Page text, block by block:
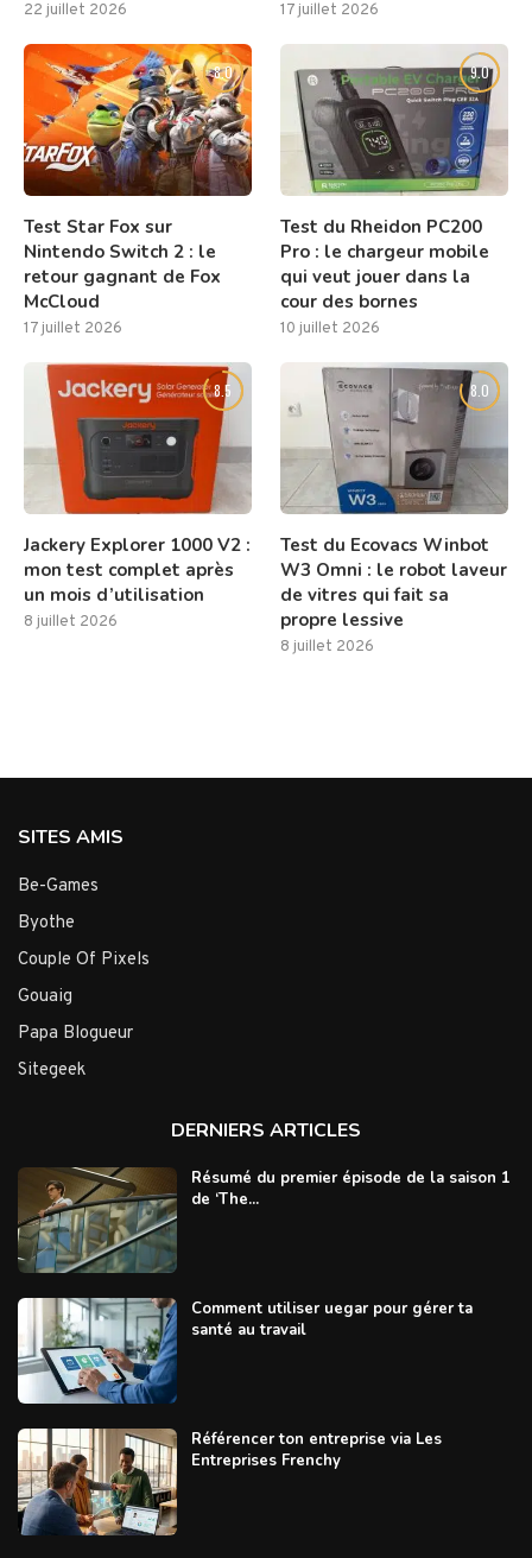
22 juillet 2026 17 juillet 2026
8.0
Test Star Fox sur
Nintendo Switch 2 : le
retour gagnant de Fox
McCloud
17 juillet 2026
9.0
Test du Rheidon PC200
Pro : le chargeur mobile
qui veut jouer dans la
cour des bornes
10 juillet 2026
8.5
Jackery Explorer 1000 V2 :
mon test complet après
un mois d’utilisation
8 juillet 2026
8.0
Test du Ecovacs Winbot
W3 Omni : le robot laveur
de vitres qui fait sa
propre lessive
8 juillet 2026
SITES AMIS
Be-Games
Byothe
Couple Of Pixels
Gouaig
Papa Blogueur
Sitegeek
DERNIERS ARTICLES
Résumé du premier épisode de la saison 1
de ‘The...
Comment utiliser uegar pour gérer ta
santé au travail
Référencer ton entreprise via Les
Entreprises Frenchy